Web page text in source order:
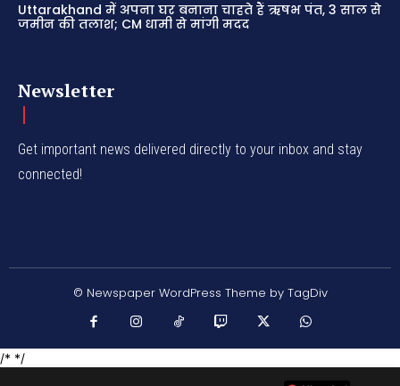
Uttarakhand में अपना घर बनाना चाहते हैं ऋषभ पंत, 3 साल से
जमीन की तलाश; CM धामी से मांगी मदद
Newsletter
Get important news delivered directly to your inbox and stay
connected!
© Newspaper WordPress Theme by TagDiv
/* */